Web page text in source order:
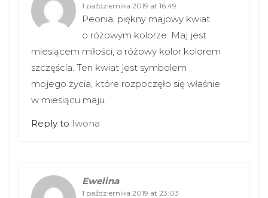
1 października 2019 at 16:49
Peonia, piękny majowy kwiat
o różowym kolorze. Maj jest
miesiącem miłości, a różowy kolor kolorem
szczęścia. Ten kwiat jest symbolem
mojego życia, które rozpoczęło się właśnie
w miesiącu maju.
Reply to Iwona
Ewelina
1 października 2019 at 23:03